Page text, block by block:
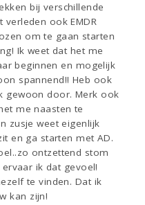
bij verschillende
verleden ook EMDR
om te gaan starten
Ik weet dat het me
beginnen en mogelijk
spannend!! Heb ook
gewoon door. Merk ook
me naasten te
zusje weet eigenlijk
en ga starten met AD.
ontzettend stom
ik dat gevoel!
te vinden. Dat ik
kan zijn!